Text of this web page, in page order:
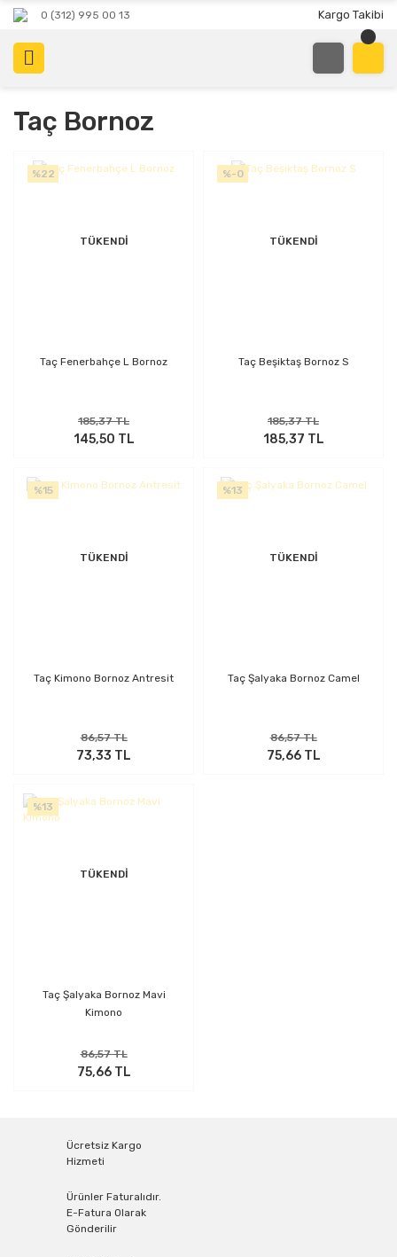
0 (312) 995 00 13 Kargo Takibi
Taç Bornoz
%22
TÜKENDİ
Taç Fenerbahçe L Bornoz
185,37 TL
145,50 TL
%-0
TÜKENDİ
Taç Beşiktaş Bornoz S
185,37 TL
185,37 TL
%15
TÜKENDİ
Taç Kimono Bornoz Antresit
86,57 TL
73,33 TL
%13
TÜKENDİ
Taç Şalyaka Bornoz Camel
86,57 TL
75,66 TL
%13
TÜKENDİ
Taç Şalyaka Bornoz Mavi
Kimono
86,57 TL
75,66 TL
Ücretsiz Kargo
Hizmeti
Ürünler Faturalıdır.
E-Fatura Olarak
Gönderilir